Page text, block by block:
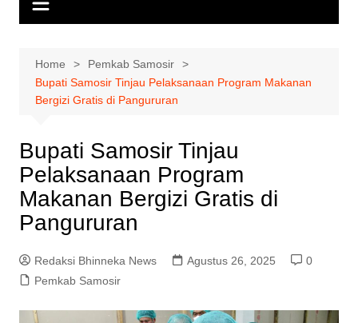
Home
Pemkab Samosir
Bupati Samosir Tinjau Pelaksanaan Program Makanan
Bergizi Gratis di Pangururan
Bupati Samosir Tinjau
Pelaksanaan Program
Makanan Bergizi Gratis di
Pangururan
Redaksi Bhinneka News Agustus 26, 2025
0
Pemkab Samosir